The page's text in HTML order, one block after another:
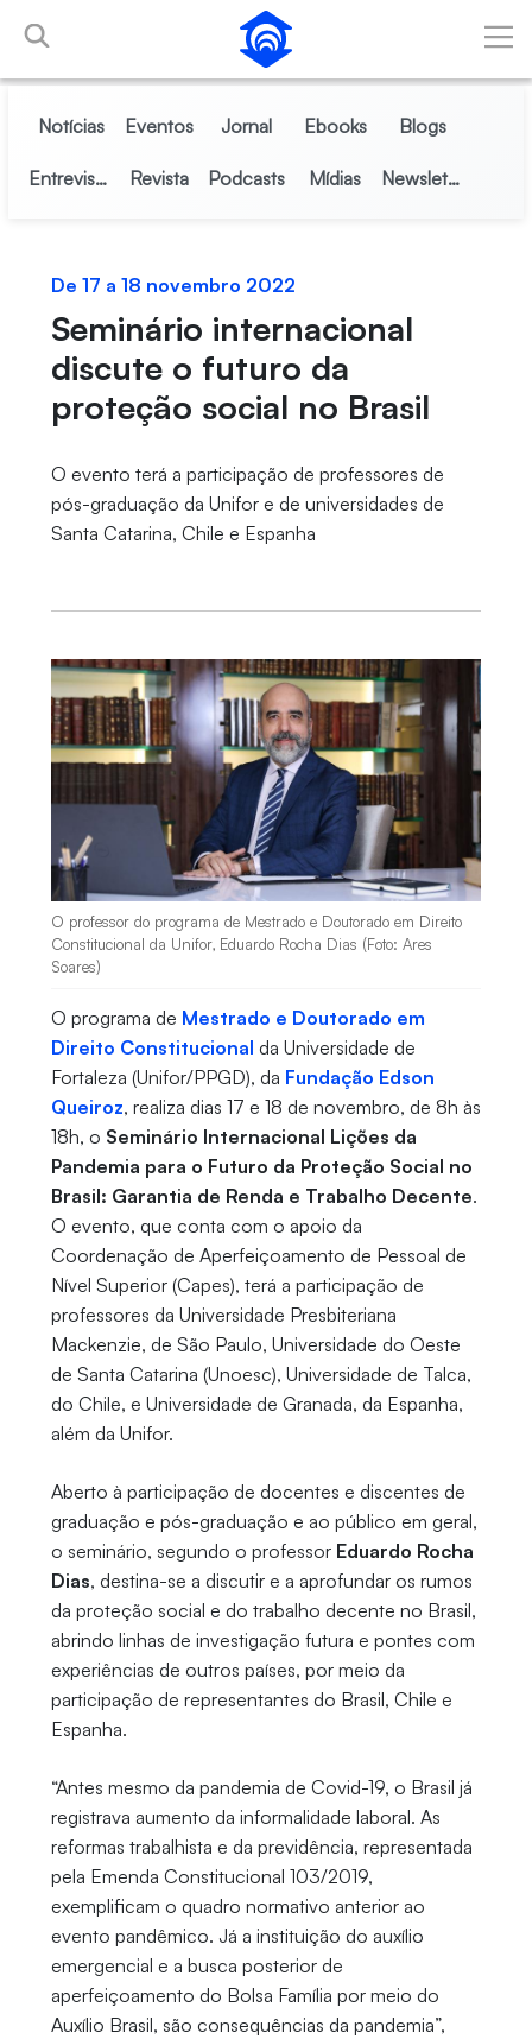
Pular para o Conteúdo principal
Notícias Eventos Jornal Ebooks Blogs
Entrevistas Revista Podcasts Mídias Newsletter
De 17 a 18 novembro 2022
Seminário internacional
discute o futuro da
proteção social no Brasil
O evento terá a participação de professores de
pós-graduação da Unifor e de universidades de
Santa Catarina, Chile e Espanha
O professor do programa de Mestrado e Doutorado em Direito
Constitucional da Unifor, Eduardo Rocha Dias (Foto: Ares
Soares)
O programa de Mestrado e Doutorado em
Direito Constitucional da Universidade de
Fortaleza (Unifor/PPGD), da Fundação Edson
Queiroz, realiza dias 17 e 18 de novembro, de 8h às
18h, o Seminário Internacional Lições da
Pandemia para o Futuro da Proteção Social no
Brasil: Garantia de Renda e Trabalho Decente.
O evento, que conta com o apoio da
Coordenação de Aperfeiçoamento de Pessoal de
Nível Superior (Capes), terá a participação de
professores da Universidade Presbiteriana
Mackenzie, de São Paulo, Universidade do Oeste
de Santa Catarina (Unoesc), Universidade de Talca,
do Chile, e Universidade de Granada, da Espanha,
além da Unifor.
Aberto à participação de docentes e discentes de
graduação e pós-graduação e ao público em geral,
o seminário, segundo o professor Eduardo Rocha
Dias, destina-se a discutir e a aprofundar os rumos
da proteção social e do trabalho decente no Brasil,
abrindo linhas de investigação futura e pontes com
experiências de outros países, por meio da
participação de representantes do Brasil, Chile e
Espanha.
“Antes mesmo da pandemia de Covid-19, o Brasil já
registrava aumento da informalidade laboral. As
reformas trabalhista e da previdência, representada
pela Emenda Constitucional 103/2019,
exemplificam o quadro normativo anterior ao
evento pandêmico. Já a instituição do auxílio
emergencial e a busca posterior de
aperfeiçoamento do Bolsa Família por meio do
Auxílio Brasil, são consequências da pandemia”,